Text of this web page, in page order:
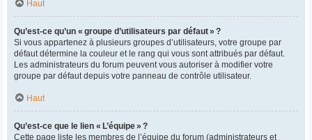
Haut
Qu’est-ce qu’un « groupe d’utilisateurs par défaut » ?
Si vous appartenez à plusieurs groupes d’utilisateurs, votre groupe par
défaut détermine la couleur et le rang qui vous sont attribués par défaut.
Les administrateurs du forum peuvent vous autoriser à modifier votre
groupe par défaut depuis votre panneau de contrôle utilisateur.
Haut
Qu’est-ce que le lien « L’équipe » ?
Cette page liste les membres de l’équipe du forum (administrateurs et